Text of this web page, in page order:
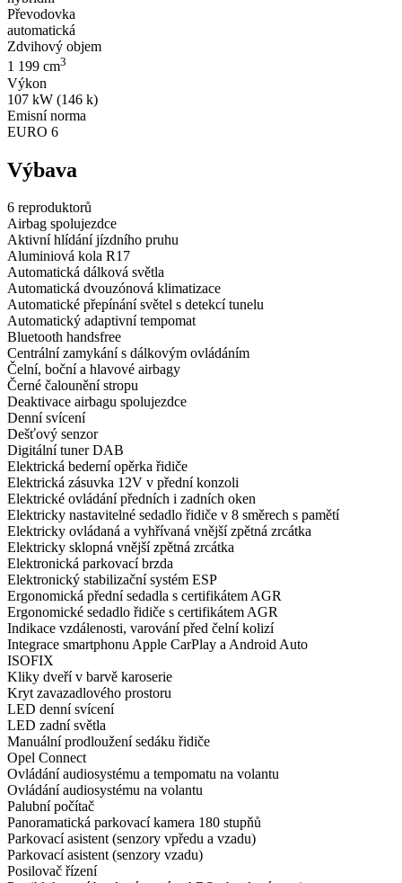
Převodovka
automatická
Zdvihový objem
1 199 cm3
Výkon
107 kW (146 k)
Emisní norma
EURO 6
Výbava
6 reproduktorů
Airbag spolujezdce
Aktivní hlídání jízdního pruhu
Aluminiová kola R17
Automatická dálková světla
Automatická dvouzónová klimatizace
Automatické přepínání světel s detekcí tunelu
Automatický adaptivní tempomat
Bluetooth handsfree
Centrální zamykání s dálkovým ovládáním
Čelní, boční a hlavové airbagy
Černé čalounění stropu
Deaktivace airbagu spolujezdce
Denní svícení
Dešťový senzor
Digitální tuner DAB
Elektrická bederní opěrka řidiče
Elektrická zásuvka 12V v přední konzoli
Elektrické ovládání předních i zadních oken
Elektricky nastavitelné sedadlo řidiče v 8 směrech s pamětí
Elektricky ovládaná a vyhřívaná vnější zpětná zrcátka
Elektricky sklopná vnější zpětná zrcátka
Elektronická parkovací brzda
Elektronický stabilizační systém ESP
Ergonomická přední sedadla s certifikátem AGR
Ergonomické sedadlo řidiče s certifikátem AGR
Indikace vzdálenosti, varování před čelní kolizí
Integrace smartphonu Apple CarPlay a Android Auto
ISOFIX
Kliky dveří v barvě karoserie
Kryt zavazadlového prostoru
LED denní svícení
LED zadní světla
Manuální prodloužení sedáku řidiče
Opel Connect
Ovládání audiosystému a tempomatu na volantu
Ovládání audiosystému na volantu
Palubní počítač
Panoramatická parkovací kamera 180 stupňů
Parkovací asistent (senzory vpředu a vzadu)
Parkovací asistent (senzory vzadu)
Posilovač řízení